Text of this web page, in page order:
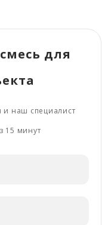
для
и наш специалист
15 минут